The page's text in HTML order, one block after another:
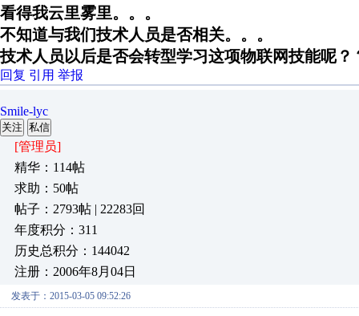
看得我云里雾里。。。
不知道与我们技术人员是否相关。。。
技术人员以后是否会转型学习这项物联网技能呢？
回复 引用 举报
Smile-lyc
关注 私信
[管理员]
精华：114帖
求助：50帖
帖子：2793帖 | 22283回
年度积分：311
历史总积分：144042
注册：2006年8月04日
发表于：2015-03-05 09:52:26